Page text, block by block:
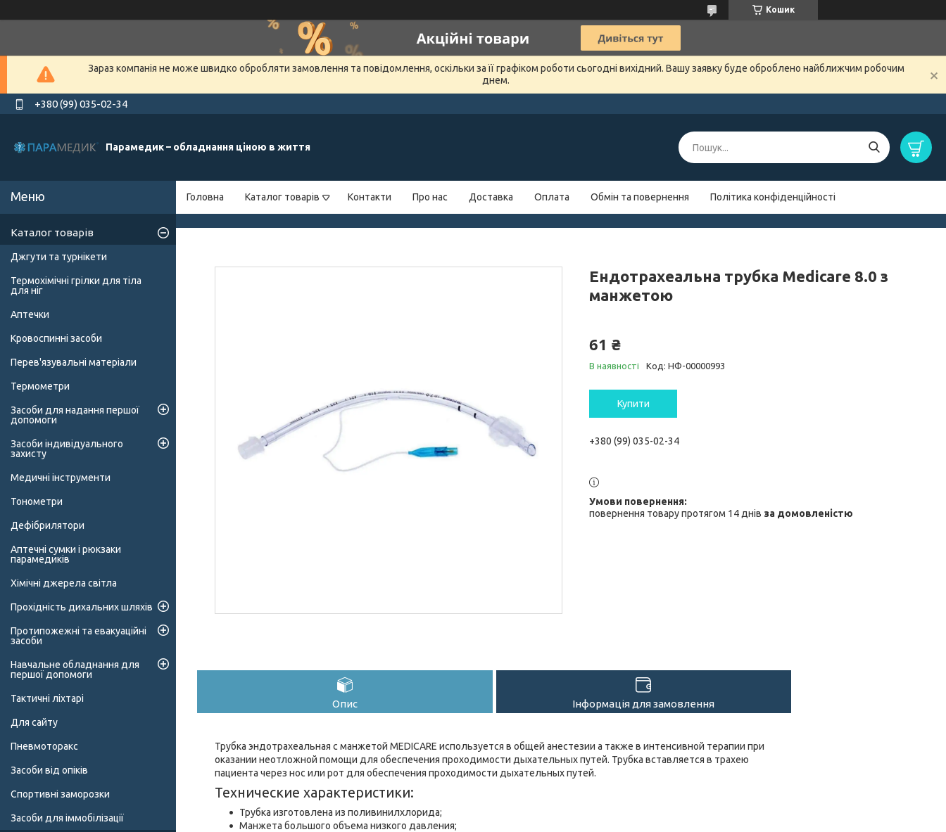
Кошик
Зараз компанія не може швидко обробляти замовлення та повідомлення, оскільки за її графіком роботи сьогодні вихідний. Вашу заявку буде оброблено найближчим робочим
днем.
+380 (99) 035-02-34
Парамедик – обладнання ціною в життя
Головна Каталог товарів Контакти Про нас Доставка Оплата Обмін та повернення Політика конфіденційності
Ендотрахеальна трубка Medicare 8.0 з
манжетою
61 ₴
В наявності Код: НФ-00000993
Купити
+380 (99) 035-02-34
повернення товару протягом 14 днів за домовленістю
Опис Інформація для замовлення
Трубка эндотрахеальная с манжетой MEDICARE используется в общей анестезии а также в интенсивной терапии при
оказании неотложной помощи для обеспечения проходимости дыхательных путей. Трубка вставляется в трахею
пациента через нос или рот для обеспечения проходимости дыхательных путей.
Технические характеристики:
Трубка изготовлена из поливинилхлорида;
Манжета большого объема низкого давления;
Каталог товарів
Джгути та турнікети
Термохімічні грілки для тіла
для ніг
Аптечки
Кровоспинні засоби
Перев'язувальні матеріали
Термометри
Засоби для надання першої
допомоги
Засоби індивідуального
захисту
Медичні інструменти
Тонометри
Дефібрилятори
Аптечні сумки і рюкзаки
парамедиків
Хімічні джерела світла
Прохідність дихальних шляхів
Протипожежні та евакуаційні
засоби
Навчальне обладнання для
першої допомоги
Тактичні ліхтарі
Для сайту
Пневмоторакс
Засоби від опіків
Спортивні заморозки
Засоби для іммобілізації